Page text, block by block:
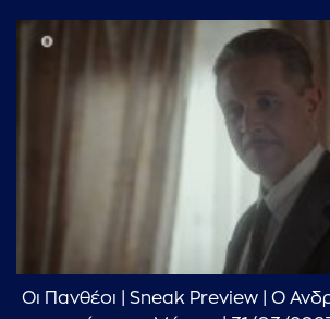
Οι Πανθέοι | Sneak Preview | Ο